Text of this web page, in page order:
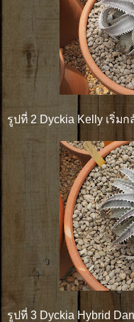
รูปที่ 2 Dyckia Kelly เริ่ม
รูปที่ 3 Dyckia Hybrid